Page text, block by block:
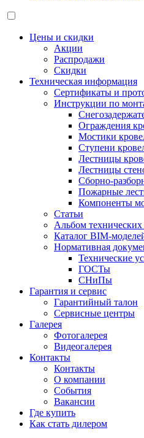
Цены и скидки
Акции
Распродажи
Скидки
Техническая информация
Сертификаты и
Инструкции по
Ограждения
Мостики
Ступени
Лестницы
Лестницы
Сборно-
Пожарные
Компоненты
Статьи
Альбом
Каталог BIM-
Нормативная
Технические
ГОСТы
СНиПы
Гарантия и сервис
Гарантийный талон
Сервисные центры
Галерея
Фотогалерея
Видеогалерея
Контакты
Контакты
О компании
События
Вакансии
Где купить
Как стать дилером